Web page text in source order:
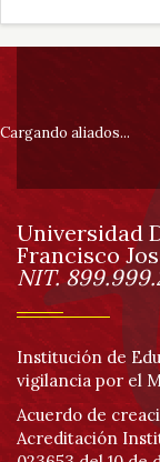
pie
de
página
Cargando aliados...
Información
Universidad
Francisco
NIT.
Institución de
vigilancia por el
Acuerdo de
Acreditación